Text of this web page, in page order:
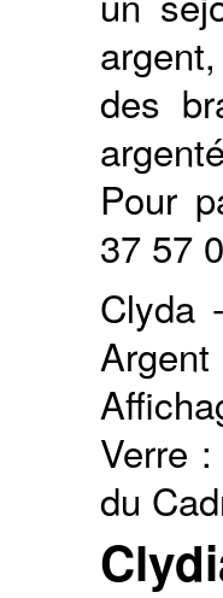
des
Pour
37 57
Clyda
Verre
du